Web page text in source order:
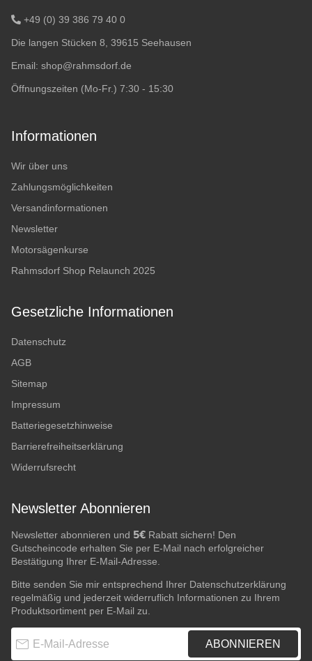
+49 (0) 39 386 79 40 0
Die langen Stücken 8, 39615 Seehausen
Email: shop@rahmsdorf.de
Öffnungszeiten (Mo-Fr.) 7:30 - 15:30
Informationen
Wir über uns
Zahlungsmöglichkeiten
Versandinformationen
Newsletter
Motorsägenkurse
Rahmsdorf Shop Relaunch 2025
Gesetzliche Informationen
Datenschutz
AGB
Sitemap
Impressum
Batteriegesetzhinweise
Barrierefreiheitserklärung
Widerrufsrecht
Newsletter Abonnieren
Newsletter abonnieren und 5€ Rabatt sichern! Den
Gutscheincode erhalten Sie per E-Mail nach erfolgreicher
Bestätigung Ihrer E-Mail-Adresse.
Bitte senden Sie mir entsprechend Ihrer Datenschutzerklärung
regelmäßig und jederzeit widerruflich Informationen zu Ihrem
Produktsortiment per E-Mail zu.
ABONNIEREN